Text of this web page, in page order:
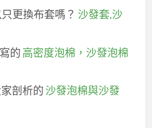
更換布套嗎？ 沙發套,沙
的 高密度泡棉，沙發泡棉
剖析的 沙發泡棉與沙發